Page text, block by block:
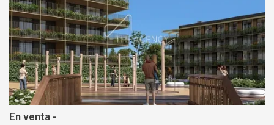
En venta -